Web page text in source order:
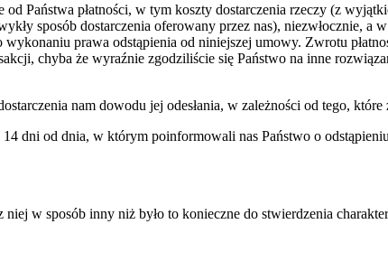
Państwa płatności, w tym koszty dostarczenia rzeczy (z
sposób dostarczenia oferowany przez nas), niezwłocznie, a
prawa odstąpienia od niniejszej umowy. Zwrotu
chyba że wyraźnie zgodziliście się Państwo na inne
nam dowodu jej odesłania, w zależności od tego, które
dni od dnia, w którym poinformowali nas Państwo o
w sposób inny niż było to konieczne do stwierdzenia